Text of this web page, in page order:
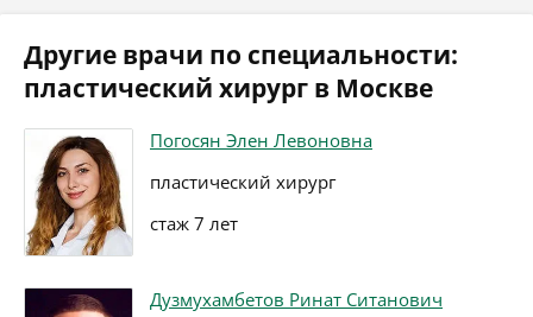
Другие врачи по специальности:
пластический хирург в Москве
Погосян Элен Левоновна
пластический хирург
стаж 7 лет
Дузмухамбетов Ринат Ситанович